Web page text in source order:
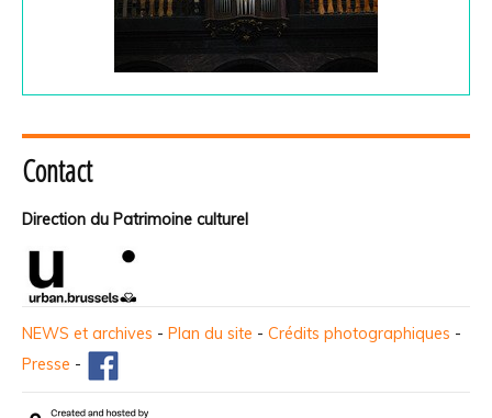
Contact
Direction du Patrimoine culturel
NEWS et archives - Plan du site - Crédits photographiques -
Presse -